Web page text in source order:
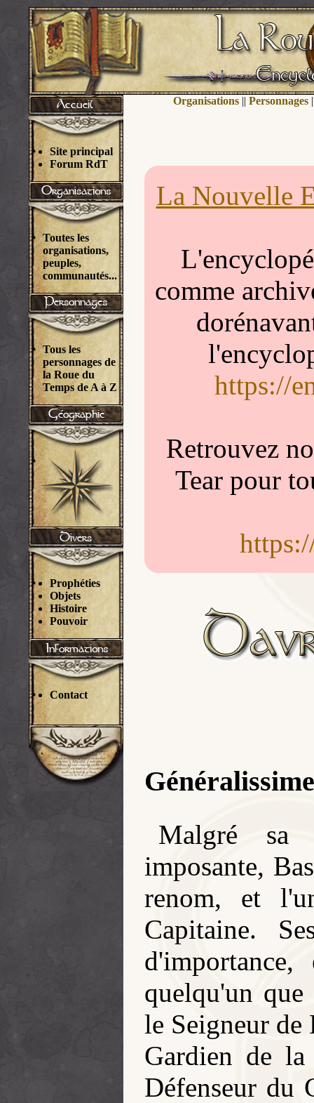
Site principal
Forum RdT
Toutes les
organisations,
peuples,
communautés...
Tous les
personnages de
la Roue du
Temps de A à Z
Prophéties
Objets
Histoire
Pouvoir
Contact
Organisations|| Personnages
La Nouvelle
comme
https://
Retrouvez
Tear pour
Malgré sa
imposante,
renom, et
Capitaine.
quelqu'un
le Seigneur de
Gardien de
Défenseur du